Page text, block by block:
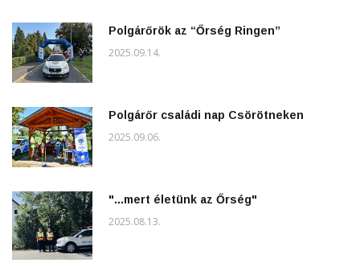
Polgárőrök az “Őrség Ringen”
2025.09.14.
Polgárőr családi nap Csörötneken
2025.09.06.
"...mert életünk az Őrség"
2025.08.13.